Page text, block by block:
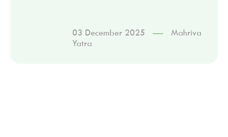
03 December 2025
Mahriva
Yatra